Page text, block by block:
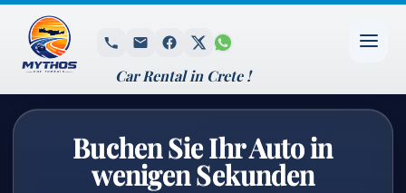
Buchen Sie Ihr Auto in
wenigen Sekunden
Car Rental in Crete !